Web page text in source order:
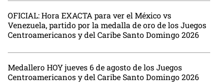
OFICIAL: Hora EXACTA para ver el México vs
Venezuela, partido por la medalla de oro de los Juegos
Centroamericanos y del Caribe Santo Domingo 2026
Medallero HOY jueves 6 de agosto de los Juegos
Centroamericanos y del Caribe Santo Domingo 2026